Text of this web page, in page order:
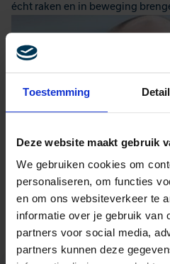
Toestemming
Deze website maakt gebruik
We gebruiken cookies om
personaliseren, om functies
en om ons websiteverkeer te
informatie over je gebruik van
partners voor social media,
partners kunnen deze
écht raken en in beweging